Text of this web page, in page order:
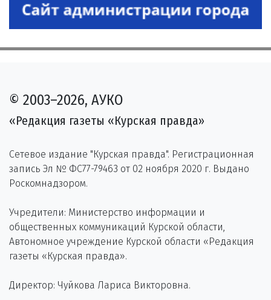
© 2003–2026, АУКО
«Редакция газеты «Курская правда»
Сетевое издание "Курская правда". Регистрационная
запись Эл № ФС77-79463 от 02 ноября 2020 г. Выдано
Роскомнадзором.
Учредители: Министерство информации и
общественных коммуникаций Курской области,
Автономное учреждение Курской области «Редакция
газеты «Курская правда».
Директор: Чуйкова Лариса Викторовна.